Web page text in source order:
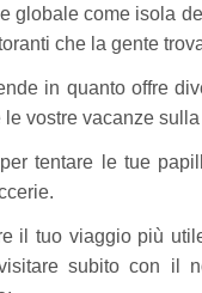
globale come isola
che la gente
in quanto offre
le vostre vacanze
tentare le tue
il tuo viaggio più
subito con il